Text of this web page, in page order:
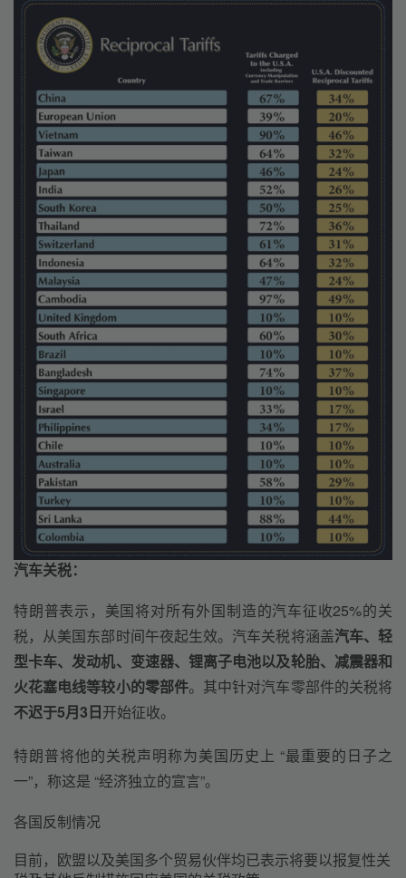
汽车关税：
特朗普表示，美国将对所有外国制造的汽车征收25%的关
税，从美国东部时间午夜起生效。汽车关税将涵盖汽车、轻
型卡车、发动机、变速器、锂离子电池以及轮胎、减震器和
火花塞电线等较小的零部件。其中针对汽车零部件的关税将
不迟于5月3日开始征收。
特朗普将他的关税声明称为美国历史上 “最重要的日子之
一”，称这是 “经济独立的宣言”。
各国反制情况
目前，欧盟以及美国多个贸易伙伴均已表示将要以报复性关